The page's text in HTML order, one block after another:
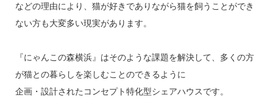
などの理由により、猫が好きでありながら猫を飼うことができ
ない方も大変多い現実があります。
『にゃんこの森横浜』はそのような課題を解決して、多くの方
が猫との暮らしを楽しむことのできるように
企画・設計されたコンセプト特化型シェアハウスです。